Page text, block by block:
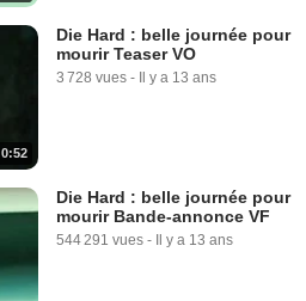
0:52
Die Hard : belle journée pour
mourir Teaser VO
3 728 vues - Il y a 13 ans
Die Hard : belle journée pour
mourir Bande-annonce VF
544 291 vues - Il y a 13 ans